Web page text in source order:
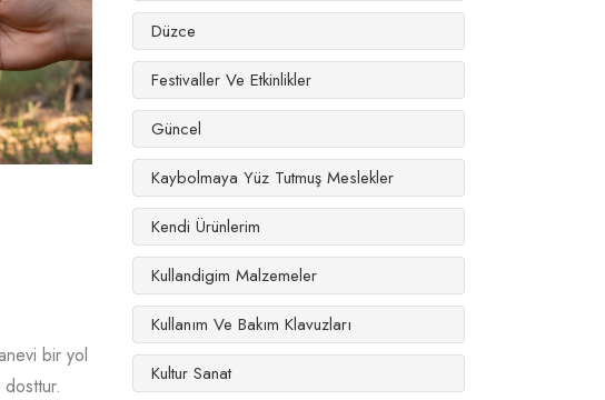
bir yol
dosttur.
Düzce
Festivaller Ve Etkinlikler
Güncel
Kaybolmaya Yüz Tutmuş Meslekler
Kendi Ürünlerim
Kullandigim Malzemeler
Kullanım Ve Bakım Klavuzları
Kultur Sanat